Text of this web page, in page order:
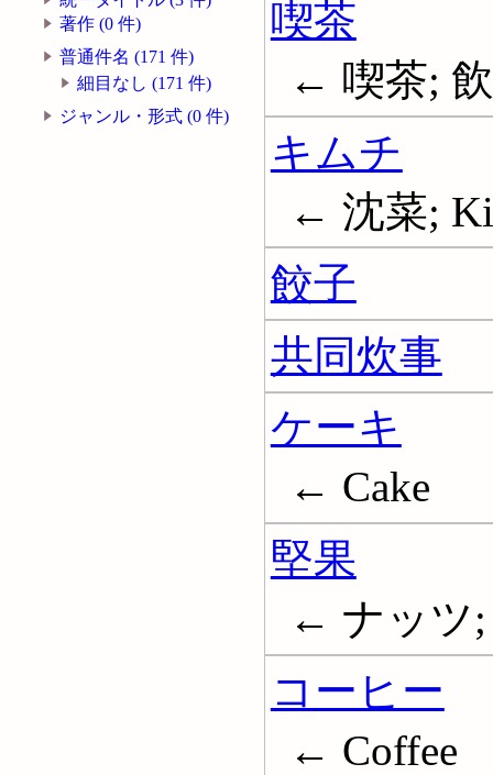
著作 (0 件)
普通件名 (171 件)
細目なし (171 件)
ジャンル・形式 (0 件)
喫茶
← 喫茶;
キムチ
← 沈菜;
餃子
共同炊事
ケーキ
← Cake
堅果
← ナッツ;
コーヒー
← Coffee